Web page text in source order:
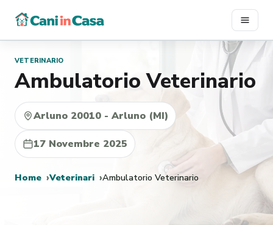
contenuto
VETERINARIO
Ambulatorio Veterinario
Arluno 20010 - Arluno (MI)
17 Novembre 2025
Home Veterinari Ambulatorio Veterinario